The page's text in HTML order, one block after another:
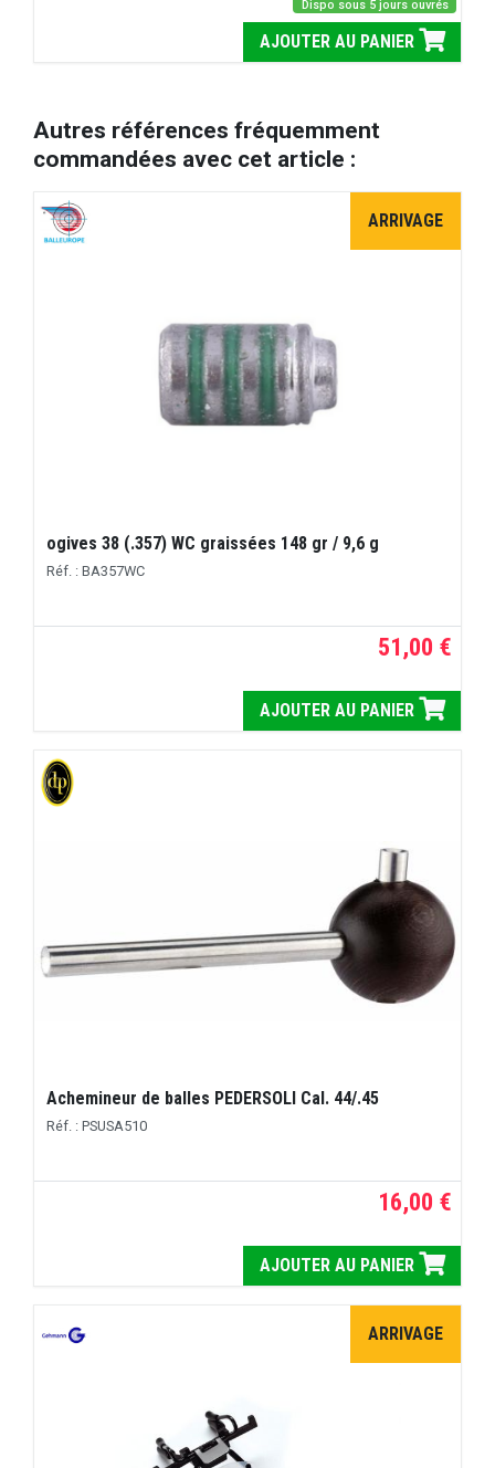
Dispo sous 5 jours ouvrés
AJOUTER AU PANIER
Autres références fréquemment
commandées avec cet article :
ARRIVAGE
ogives 38 (.357) WC graissées 148 gr / 9,6 g
Réf. : BA357WC
51,00 €
AJOUTER AU PANIER
Achemineur de balles PEDERSOLI Cal. 44/.45
Réf. : PSUSA510
16,00 €
AJOUTER AU PANIER
ARRIVAGE